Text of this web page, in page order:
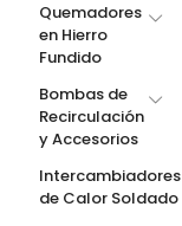
Quemadores
en Hierro
Fundido
Bombas de
Recirculación
y Accesorios
Intercambiadores
de Calor Soldado